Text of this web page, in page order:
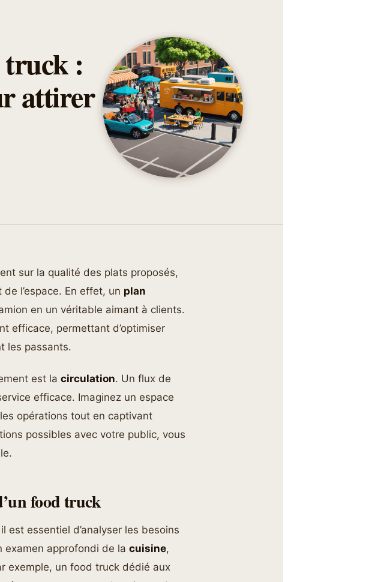
truck :
attirer
sur la qualité des plats proposés,
l’espace. En effet, un plan
en un véritable aimant à clients.
efficace, permettant d’optimiser
les passants.
est la circulation. Un flux de
efficace. Imaginez un espace
opérations tout en captivant
possibles avec votre public, vous
food truck
est essentiel d’analyser les besoins
examen approfondi de la cuisine,
exemple, un food truck dédié aux